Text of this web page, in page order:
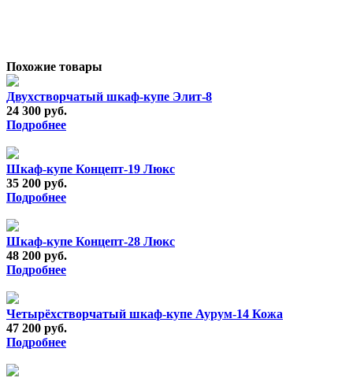
Похожие товары
Двухстворчатый шкаф-купе Элит-8
24 300 руб.
Подробнее
Шкаф-купе Концепт-19 Люкс
35 200 руб.
Подробнее
Шкаф-купе Концепт-28 Люкс
48 200 руб.
Подробнее
Четырёхстворчатый шкаф-купе Аурум-14 Кожа
47 200 руб.
Подробнее